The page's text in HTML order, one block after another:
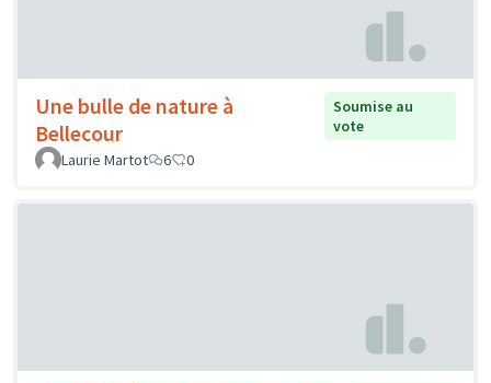
Une bulle de nature à
Bellecour
Soumise au
vote
Laurie Martot
6 0